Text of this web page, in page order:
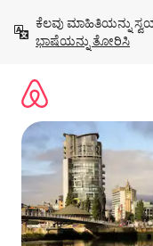
ಹೋಗಿ
ಕೆಲವು ಮಾಹಿತಿಯನ್ನು
ಭಾಷೆಯನ್ನು ತೋರಿಸಿ